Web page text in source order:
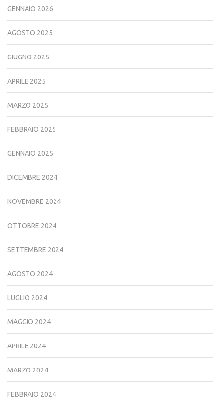
GENNAIO 2026
AGOSTO 2025
GIUGNO 2025
APRILE 2025
MARZO 2025
FEBBRAIO 2025
GENNAIO 2025
DICEMBRE 2024
NOVEMBRE 2024
OTTOBRE 2024
SETTEMBRE 2024
AGOSTO 2024
LUGLIO 2024
MAGGIO 2024
APRILE 2024
MARZO 2024
FEBBRAIO 2024